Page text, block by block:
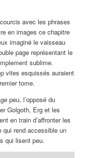
avec les phrases
en images ce chapitre
imaginé le vaisseau
page représentant le
sublime.
vites esquissés auraient
tome.
peu, l’opposé du
Golgoth, Erg et les
en train d’affronter les
qui rend accessible un
qui lisent peu.